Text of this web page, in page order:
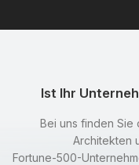
Ist Ihr
Bei uns finden Sie
Architekten
Fortune-500-